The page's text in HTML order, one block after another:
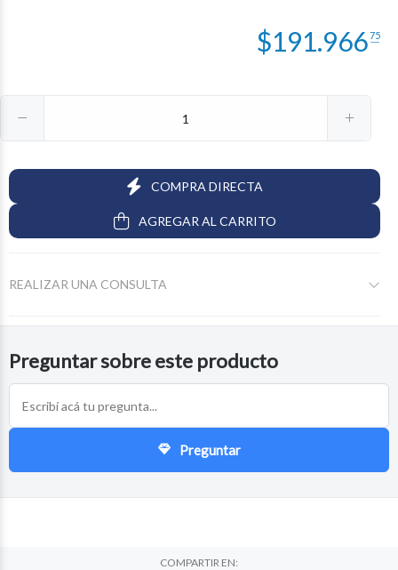
$191.96675
COMPRA DIRECTA
AGREGAR AL CARRITO
REALIZAR UNA CONSULTA
Preguntar sobre este producto
Preguntar
COMPARTIR EN: